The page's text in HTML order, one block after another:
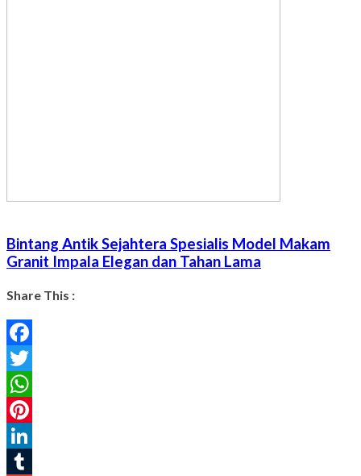
Bintang Antik Sejahtera Spesialis Model Makam
Granit Impala Elegan dan Tahan Lama
Share This :
Facebook
Twitter
WhatsApp
Pinterest
LinkedIn